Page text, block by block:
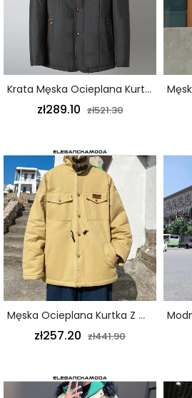
Krata Męska Ocieplana Kurtka Zimowa Kurtka Ojca Na Co Dzień Ze Stójką Ciepły Czarny
zł289.10 zł521.30
Męska Ocieplana Kurtka Z Wełny Jagnięcej Kaszmiru W Jednolitym Kolorze Utrzymująca Ciepło W Talii W Kolorze Khaki
zł257.20 zł441.90